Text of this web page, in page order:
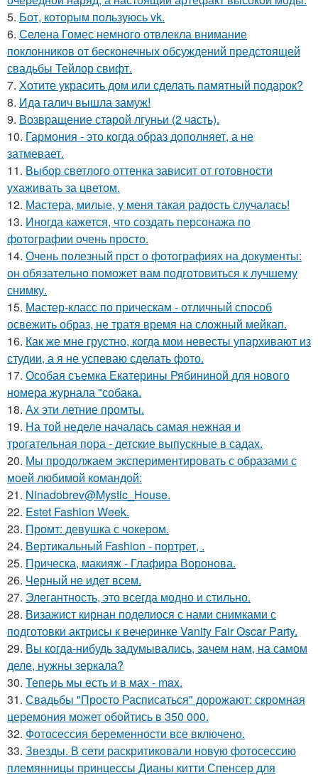
5. Бот, которым пользуюсь vk.
6. Селена Гомес немного отвлекла внимание
поклонников от бесконечных обсуждений предстоящей
свадьбы Тейлор свифт.
7. Хотите украсить дом или сделать памятный подарок?
8. Ида галич вышла замуж!
9. Возвращение старой лгуньи (2 часть).
10. Гармония - это когда образ дополняет, а не
затмевает.
11. Выбор светлого оттенка зависит от готовности
ухаживать за цветом.
12. Мастера, милые, у меня такая радость случалась!
13. Иногда кажется, что создать персонажа по
фотографии очень просто.
14. Очень полезный прст о фотографиях на документы:
он обязательно поможет вам подготовиться к лучшему
снимку.
15. Мастер-класс по прическам - отличный способ
освежить образ, не тратя время на сложный мейкап.
16. Как же мне грустно, когда мои невесты упархивают из
студии, а я не успеваю сделать фото.
17. Особая съемка Екатерины Рябининой для нового
номера журнала "собака.
18. Ах эти летние промты.
19. На той неделе началась самая нежная и
трогательная пора - детские выпускные в садах.
20. Мы продолжаем экспериментировать с образами с
моей любимой командой:
21. Ninadobrev@Mystic_House.
22. Estet Fashion Week.
23. Промт: девушка с чокером.
24. Вертикальный Fashion - портрет, .
25. Прическа, макияж - Глафира Воронова.
26. Черный не идет всем.
27. Элегантность, это всегда модно и стильно.
28. Визажист кирнан поделиося с нами снимками с
подготовки актрисы к вечеринке Vanity Fair Oscar Party.
29. Вы когда-нибудь задумывались, зачем нам, на самом
деле, нужны зеркала?
30. Теперь мы есть и в мах - max.
31. Свадьбы "Просто Расписаться" дорожают: скромная
церемония может обойтись в 350 000.
32. Фотосессия беременности все включено.
33. Звезды. В сети раскритиковали новую фотосессию
племянницы принцессы Дианы китти Спенсер для